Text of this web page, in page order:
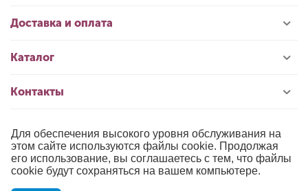
Доставка и оплата
Каталог
Контакты
© 1996-2026 «РИОЛИС»
Публичная оферта
Для обеспечения высокого уровня обслуживания на
этом сайте используются файлы cookie. Продолжая
его использование, вы соглашаетесь с тем, что файлы
cookie будут сохраняться на вашем компьютере.